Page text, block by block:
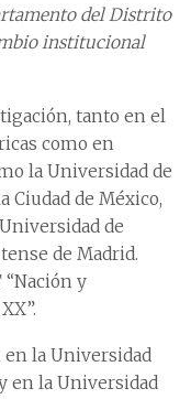
del Distrito
institucional
tanto en el
como en
la Universidad de
Ciudad de México,
de
de Madrid.
“Nación y
en la Universidad
en la Universidad